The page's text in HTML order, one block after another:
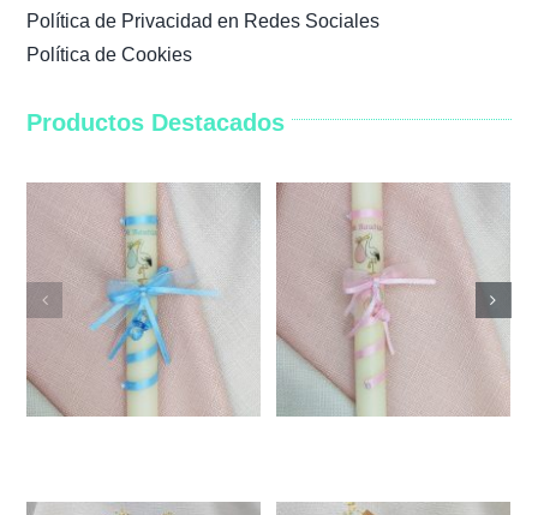
Política de Privacidad en Redes Sociales
Política de Cookies
Productos Destacados